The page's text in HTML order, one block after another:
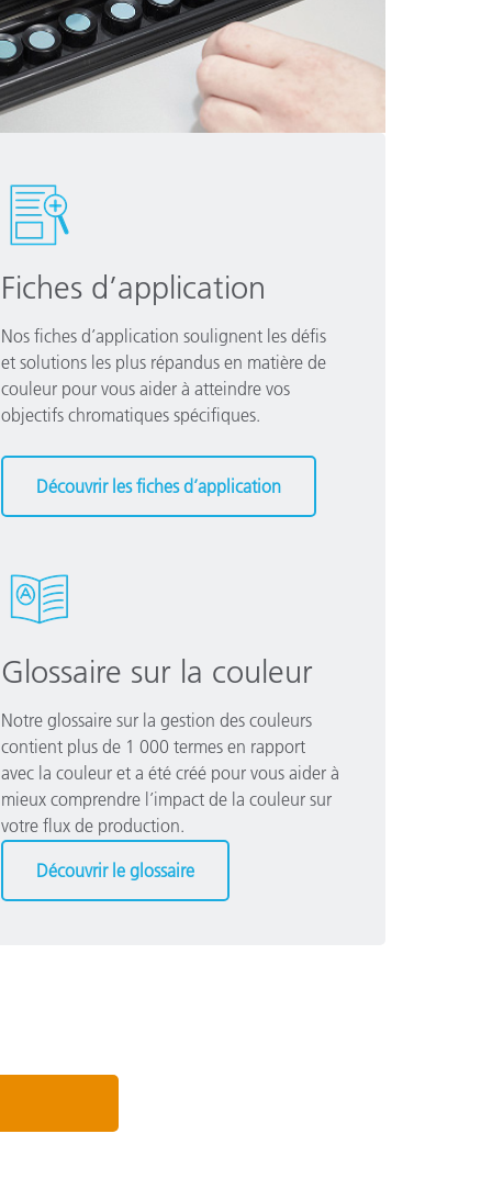
Fiches d’application
Nos fiches d’application soulignent les défis
et solutions les plus répandus en matière de
couleur pour vous aider à atteindre vos
objectifs chromatiques spécifiques.
Découvrir les fiches d’application
Glossaire sur la couleur
Notre glossaire sur la gestion des couleurs
contient plus de 1 000 termes en rapport
avec la couleur et a été créé pour vous aider à
mieux comprendre l’impact de la couleur sur
votre flux de production.
Découvrir le glossaire